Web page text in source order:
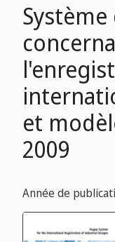
Système
et
2009
Année de